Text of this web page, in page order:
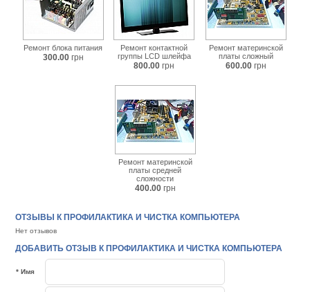
Ремонт блока питания
300.00 грн
Ремонт контактной
группы LCD шлейфа
800.00 грн
Ремонт материнской
платы сложный
600.00 грн
Ремонт материнской
платы средней
сложности
400.00 грн
ОТЗЫВЫ К ПРОФИЛАКТИКА И ЧИСТКА КОМПЬЮТЕРА
Нет отзывов
ДОБАВИТЬ ОТЗЫВ К ПРОФИЛАКТИКА И ЧИСТКА КОМПЬЮТЕРА
* Имя